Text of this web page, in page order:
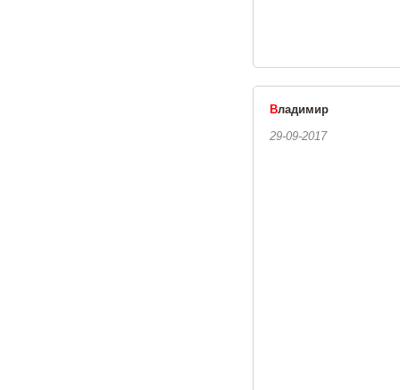
Владимир
29-09-2017